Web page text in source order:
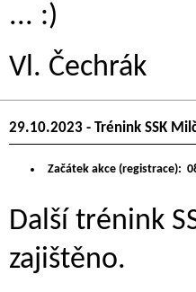
... :)
Vl. Čechrák
29.10.2023 - Trénink SSK
Začátek akce (registrace):
Další trénink
zajištěno.